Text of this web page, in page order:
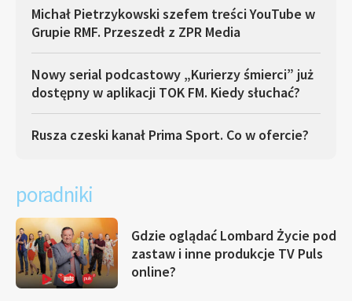
Michał Pietrzykowski szefem treści YouTube w
Grupie RMF. Przeszedł z ZPR Media
Nowy serial podcastowy „Kurierzy śmierci” już
dostępny w aplikacji TOK FM. Kiedy słuchać?
Rusza czeski kanał Prima Sport. Co w ofercie?
poradniki
Gdzie oglądać Lombard Życie pod
zastaw i inne produkcje TV Puls
online?